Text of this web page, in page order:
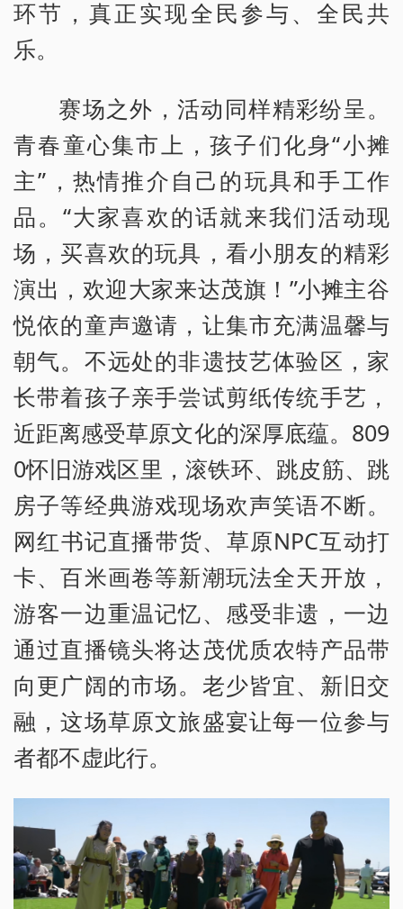
环节，真正实现全民参与、全民共
乐。
赛场之外，活动同样精彩纷呈。
青春童心集市上，孩子们化身“小摊
主”，热情推介自己的玩具和手工作
品。“大家喜欢的话就来我们活动现
场，买喜欢的玩具，看小朋友的精彩
演出，欢迎大家来达茂旗！”小摊主谷
悦依的童声邀请，让集市充满温馨与
朝气。不远处的非遗技艺体验区，家
长带着孩子亲手尝试剪纸传统手艺，
近距离感受草原文化的深厚底蕴。809
0怀旧游戏区里，滚铁环、跳皮筋、跳
房子等经典游戏现场欢声笑语不断。
网红书记直播带货、草原NPC互动打
卡、百米画卷等新潮玩法全天开放，
游客一边重温记忆、感受非遗，一边
通过直播镜头将达茂优质农特产品带
向更广阔的市场。老少皆宜、新旧交
融，这场草原文旅盛宴让每一位参与
者都不虚此行。